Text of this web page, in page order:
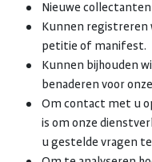
Nieuwe
Kunnen registreren
petitie of manifest.
Kunnen bijhouden
benaderen voor
Om contact met u
is om onze
u gestelde vragen